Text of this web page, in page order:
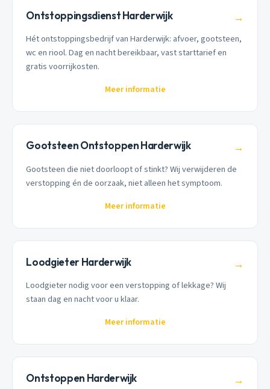
Ontstoppingsdienst Harderwijk →
Hét ontstoppingsbedrijf van Harderwijk: afvoer, gootsteen,
wc en riool. Dag en nacht bereikbaar, vast starttarief en
gratis voorrijkosten.
Meer informatie
Gootsteen Ontstoppen Harderwijk →
Gootsteen die niet doorloopt of stinkt? Wij verwijderen de
verstopping én de oorzaak, niet alleen het symptoom.
Meer informatie
Loodgieter Harderwijk →
Loodgieter nodig voor een verstopping of lekkage? Wij
staan dag en nacht voor u klaar.
Meer informatie
Ontstoppen Harderwijk →